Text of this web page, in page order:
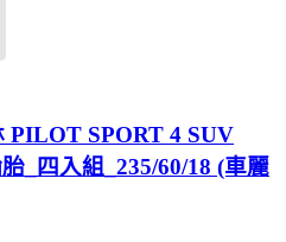
SPORT 4 SUV
_四入組_235/60/18 (車麗